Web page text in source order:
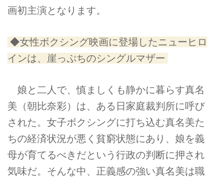
画初主演となります。
◆女性ボクシング映画に登場したニューヒロ
インは、崖っぷちのシングルマザー
娘と二人で、慎ましくも静かに暮らす真名
美（朝比奈彩）は、ある日家庭裁判所に呼び
された。女子ボクシングに打ち込む真名美た
ちの経済状況が悪く貧窮状態にあり、娘を義
母が育てるべきだという行政の判断に押され
気味だ。そんな中、正義感の強い真名美は職